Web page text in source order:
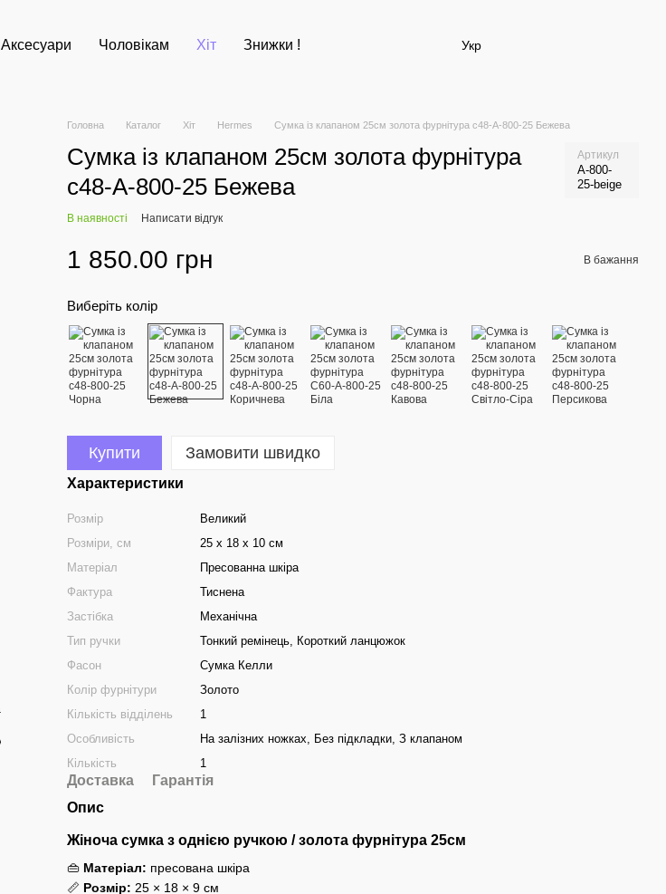
Аксесуари Чоловікам Хіт Знижки ! Укр
Головна Каталог Хіт Hermes Сумка із клапаном 25см золота фурнітура с48-А-800-25 Бежева
Сумка із клапаном 25см золота фурнітура
с48-А-800-25 Бежева
Артикул
А-800-
25-beige
В наявності Написати відгук
1 850.00 грн В бажання
Виберіть колір
Купити Замовити швидко
Характеристики
Розмір
Великий
Розміри, см
25 х 18 х 10 см
Матеріал
Пресованна шкіра
Фактура
Тиснена
Застібка
Механічна
Тип ручки
Тонкий ремінець, Короткий ланцюжок
Фасон
Сумка Келли
Колір фурнітури
Золото
Кількість відділень
1
Особливість
На залізних ножках, Без підкладки, З клапаном
Кількість
1
Доставка
Гарантія
Опис
Жіноча сумка з однією ручкою / золота фурнітура 25см
👜 Матеріал: пресована шкіра
📏 Розмір: 25 × 18 × 9 см